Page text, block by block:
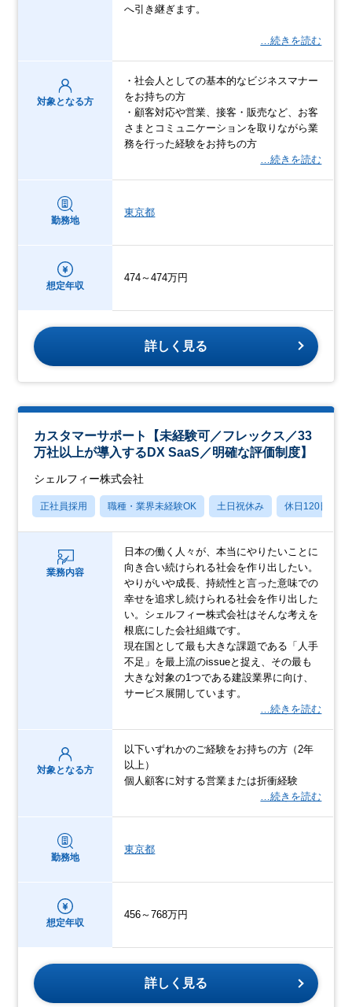
へ引き継ぎます。
…続きを読む
対象となる方
・社会人としての基本的なビジネスマナー
をお持ちの方
・顧客対応や営業、接客・販売など、お客
さまとコミュニケーションを取りながら業
務を行った経験をお持ちの方
…続きを読む
勤務地
東京都
想定年収
474～474万円
詳しく見る
カスタマーサポート【未経験可／フレックス／33
万社以上が導入するDX SaaS／明確な評価制度】
シェルフィー株式会社
正社員採用 職種・業界未経験OK 土日祝休み 休日120日以上
業務内容
日本の働く人々が、本当にやりたいことに
向き合い続けられる社会を作り出したい。
やりがいや成長、持続性と言った意味での
幸せを追求し続けられる社会を作り出した
い。シェルフィー株式会社はそんな考えを
根底にした会社組織です。
現在国として最も大きな課題である「人手
不足」を最上流のissueと捉え、その最も
大きな対象の1つである建設業界に向け、
サービス展開しています。
…続きを読む
対象となる方
以下いずれかのご経験をお持ちの方（2年
以上）
個人顧客に対する営業または折衝経験
…続きを読む
勤務地
東京都
想定年収
456～768万円
詳しく見る